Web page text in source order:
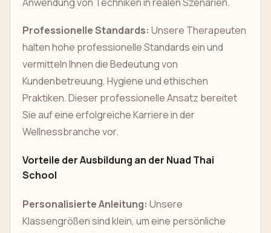
Professionelle Standards: Unsere Therapeuten
halten hohe professionelle Standards ein und
vermitteln Ihnen die Bedeutung von
Kundenbetreuung, Hygiene und ethischen
Praktiken. Dieser professionelle Ansatz bereitet
Sie auf eine erfolgreiche Karriere in der
Wellnessbranche vor.
Vorteile der Ausbildung an der Nuad Thai
School
Personalisierte Anleitung: Unsere
Klassengrößen sind klein, um eine persönliche